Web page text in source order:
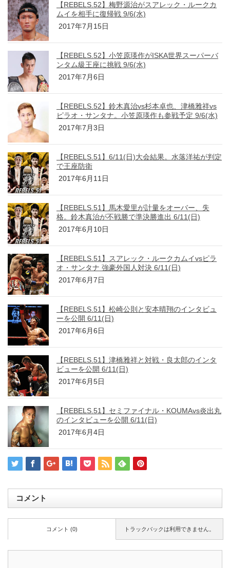
【REBELS.52】梅野源治がスアレック・ルークカ
ムイを相手に復帰戦 9/6(水)
2017年7月15日
【REBELS.52】小笠原瑛作がISKA世界スーパーバ
ンタム級王座に挑戦 9/6(水)
2017年7月6日
【REBELS.52】鈴木真治vs杉本卓也、津橋雅祥vs
ピラオ・サンタナ。小笠原瑛作も参戦予定 9/6(水)
2017年7月3日
【REBELS.51】6/11(日)大会結果。水落洋祐が判定
で王座防衛
2017年6月11日
【REBELS.51】馬木愛里が計量をオーバー、失
格。鈴木真治が不戦勝で準決勝進出 6/11(日)
2017年6月10日
【REBELS.51】スアレック・ルークカムイvsピラ
オ・サンタナ 強豪外国人対決 6/11(日)
2017年6月7日
【REBELS.51】松崎公則と安本晴翔のインタビュ
ーを公開 6/11(日)
2017年6月6日
【REBELS.51】津橋雅祥と対戦・良太郎のインタ
ビューを公開 6/11(日)
2017年6月5日
【REBELS.51】セミファイナル・KOUMAvs炎出丸
のインタビューを公開 6/11(日)
2017年6月4日
コメント
トラックバックは利用できません。
コメント (0)